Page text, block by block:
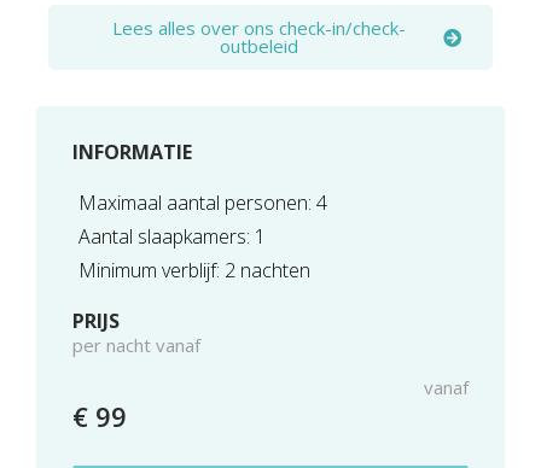
INFORMATIE
Maximaal aantal personen: 4
Aantal slaapkamers: 1
Minimum verblijf: 2 nachten
PRIJS
per nacht vanaf
vanaf
€ 99
Lees alles over ons check-in/check-
outbeleid